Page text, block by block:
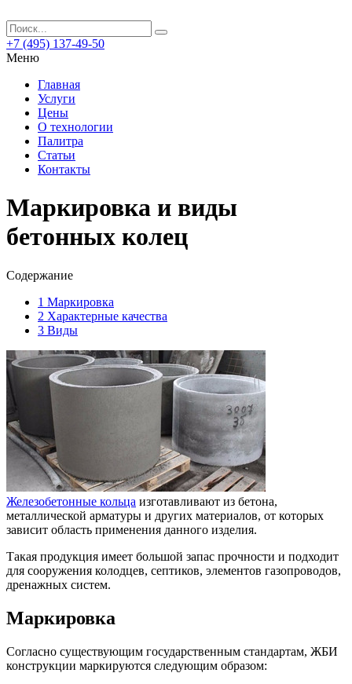
+7 (495) 137-49-50
Меню
Главная
Услуги
Цены
О технологии
Палитра
Статьи
Контакты
Маркировка и виды
бетонных колец
Содержание
1 Маркировка
2 Характерные качества
3 Виды
Железобетонные кольца изготавливают из бетона,
металлической арматуры и других материалов, от которых
зависит область применения данного изделия.
Такая продукция имеет большой запас прочности и подходит
для сооружения колодцев, септиков, элементов газопроводов,
дренажных систем.
Маркировка
Согласно существующим государственным стандартам, ЖБИ
конструкции маркируются следующим образом: